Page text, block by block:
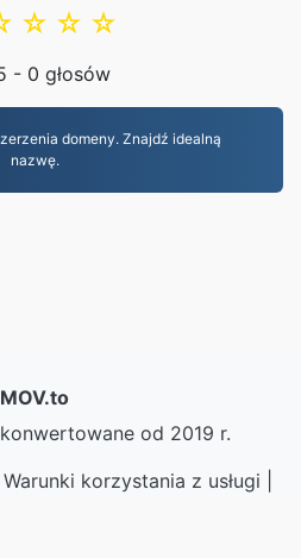
☆
☆
☆
- 0 głosów
domeny. Znajdź idealną
nazwę.
MOV.to
od 2019 r.
Warunki korzystania z usługi